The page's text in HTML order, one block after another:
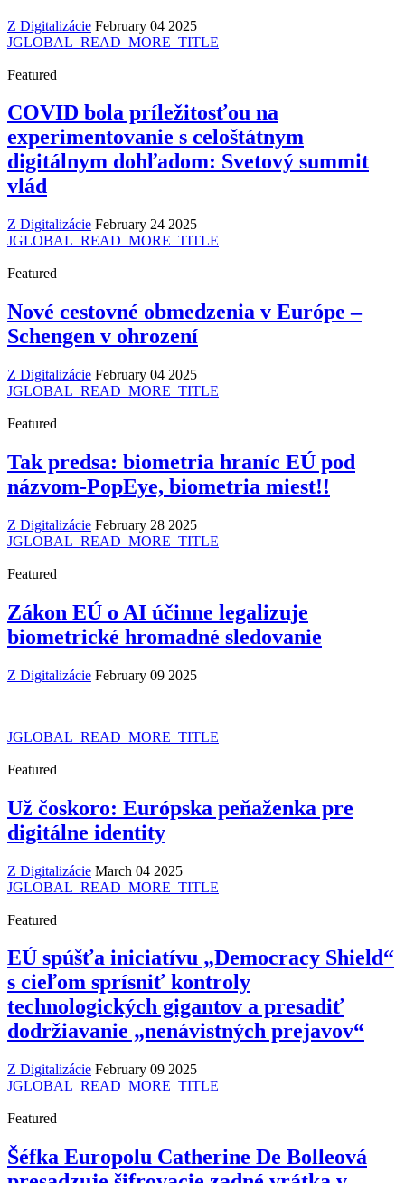
Z Digitalizácie February 04 2025
JGLOBAL_READ_MORE_TITLE
Featured
COVID bola príležitosťou na
experimentovanie s celoštátnym
digitálnym dohľadom: Svetový summit
vlád
Z Digitalizácie February 24 2025
JGLOBAL_READ_MORE_TITLE
Featured
Nové cestovné obmedzenia v Európe –
Schengen v ohrození
Z Digitalizácie February 04 2025
JGLOBAL_READ_MORE_TITLE
Featured
Tak predsa: biometria hraníc EÚ pod
názvom-PopEye, biometria miest!!
Z Digitalizácie February 28 2025
JGLOBAL_READ_MORE_TITLE
Featured
Zákon EÚ o AI účinne legalizuje
biometrické hromadné sledovanie
Z Digitalizácie February 09 2025
JGLOBAL_READ_MORE_TITLE
Featured
Už čoskoro: Európska peňaženka pre
digitálne identity
Z Digitalizácie March 04 2025
JGLOBAL_READ_MORE_TITLE
Featured
EÚ spúšťa iniciatívu „Democracy Shield“
s cieľom sprísniť kontroly
technologických gigantov a presadiť
dodržiavanie „nenávistných prejavov“
Z Digitalizácie February 09 2025
JGLOBAL_READ_MORE_TITLE
Featured
Šéfka Europolu Catherine De Bolleová